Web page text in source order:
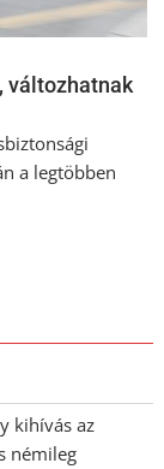
változhatnak
a legtöbben
kihívás az
némileg